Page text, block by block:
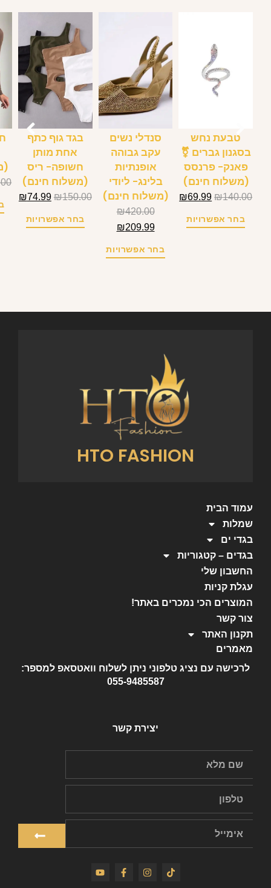
טבעת נחש
בסגנון גברים ⚧
פאנק- פרנסס
(משלוח חינם)
₪140.00
₪69.99
בחר אפשרויות
סנדלי נשים
עקב גבוהה
אופנתיות
בלינג- ליודי
(משלוח חינם)
₪420.00
₪209.99
בחר אפשרויות
בגד גוף כתף
אחת מותן
חשופה- ריס
(משלוח חינם)
₪150.00
₪74.99
בחר אפשרויות
HTO FASHION
עמוד הבית
שמלות
בגדי ים
בגדים – קטגוריות
החשבון שלי
עגלת קניות
המוצרים הכי נמכרים באתר!
צור קשר
תקנון האתר
מאמרים
לרכישה עם נציג טלפוני ניתן לשלוח וואטסאפ למספר:
055-9485587
יצירת קשר